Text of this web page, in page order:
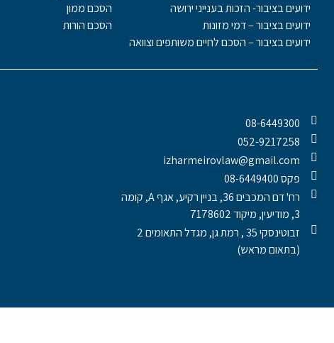
ידועים בציבור- הזכות בענייני ירושה
ידועים בציבור – דמי מזונות
ידועים בציבור – הסכם לחיים משותפים וצוואה
הסכם ממון
הסכם הורות
08-6449300
052-9217258
izharmeirovlaw@gmail.com
פקס 08-6449400
רח' דם המכבים 36, בניין רקיע, אגף A, קומה
3, מודיעין, מיקוד 7178602
זבוטינסקי 35 , רמת גן, מגדל התאומים 2
(בתאום מראש)